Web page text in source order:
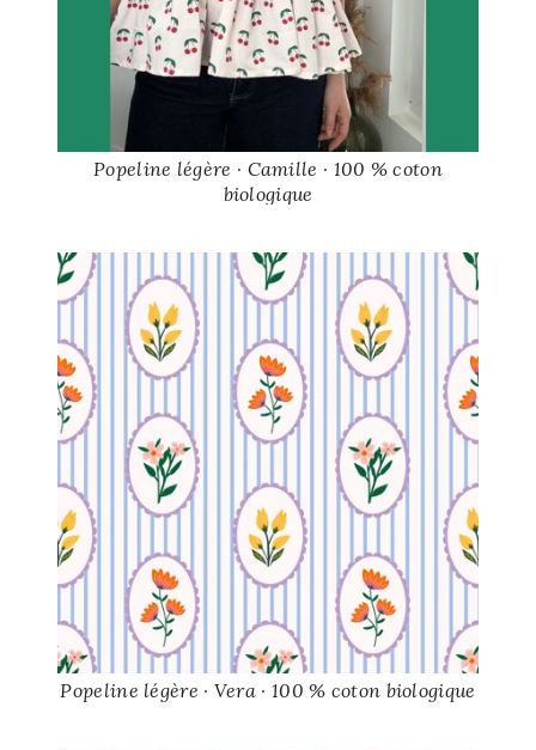
Popeline légère · Camille · 100 % coton
biologique
Popeline légère · Vera · 100 % coton biologique